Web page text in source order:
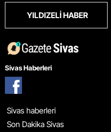
YILDIZELI HABER
Sivas Haberleri
Sivas haberleri
Son Dakika Sivas